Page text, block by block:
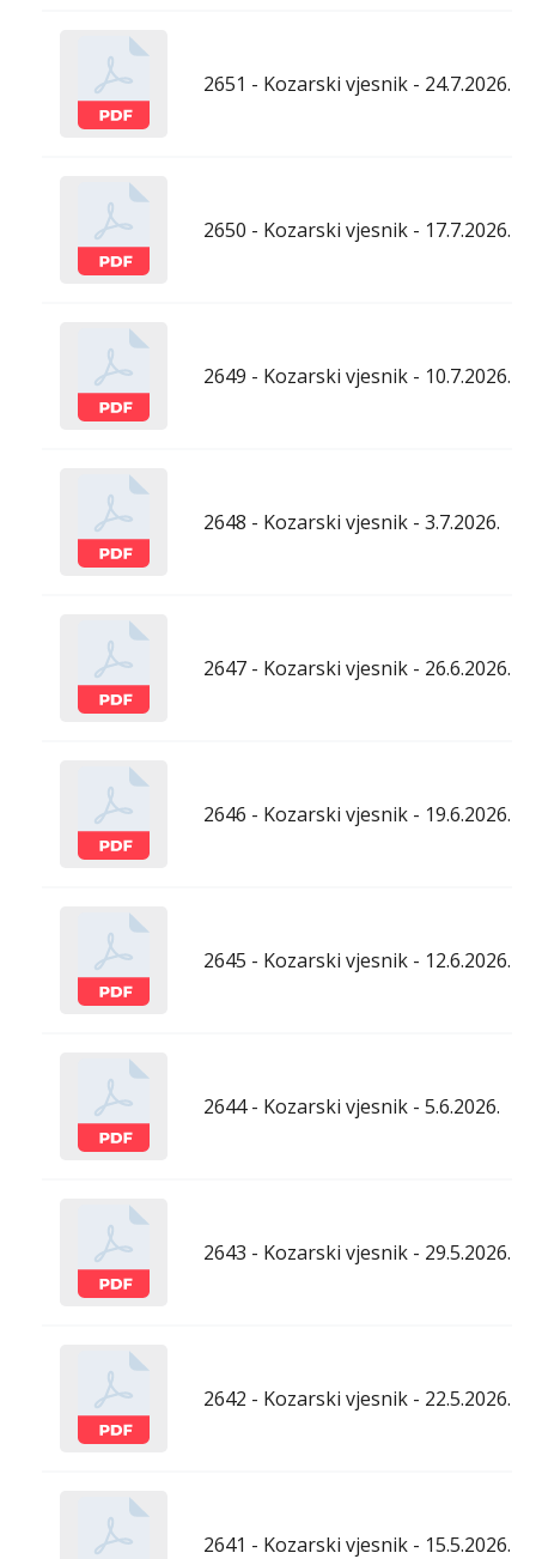
2651 - Kozarski vjesnik - 24.7.2026.
2650 - Kozarski vjesnik - 17.7.2026.
2649 - Kozarski vjesnik - 10.7.2026.
2648 - Kozarski vjesnik - 3.7.2026.
2647 - Kozarski vjesnik - 26.6.2026.
2646 - Kozarski vjesnik - 19.6.2026.
2645 - Kozarski vjesnik - 12.6.2026.
2644 - Kozarski vjesnik - 5.6.2026.
2643 - Kozarski vjesnik - 29.5.2026.
2642 - Kozarski vjesnik - 22.5.2026.
2641 - Kozarski vjesnik - 15.5.2026.